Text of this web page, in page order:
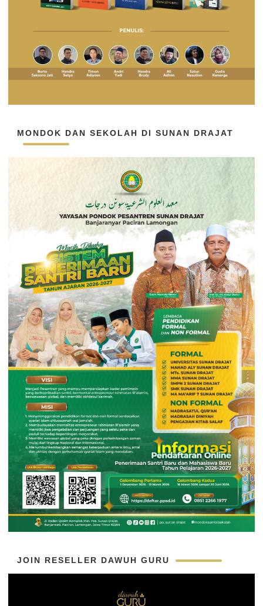
MONDOK DAN SEKOLAH DI SUNAN DRAJAT
JOIN RESELLER DAWUH GURU